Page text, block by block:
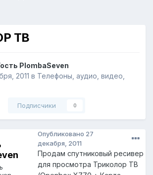
ТВ
PlombaSeven
2011 в Телефоны, аудио, видео,
Подписчики 0
Опубликовано 27
декабря, 2011
Продам спутниковый ресивер
для просмотра Триколор ТВ